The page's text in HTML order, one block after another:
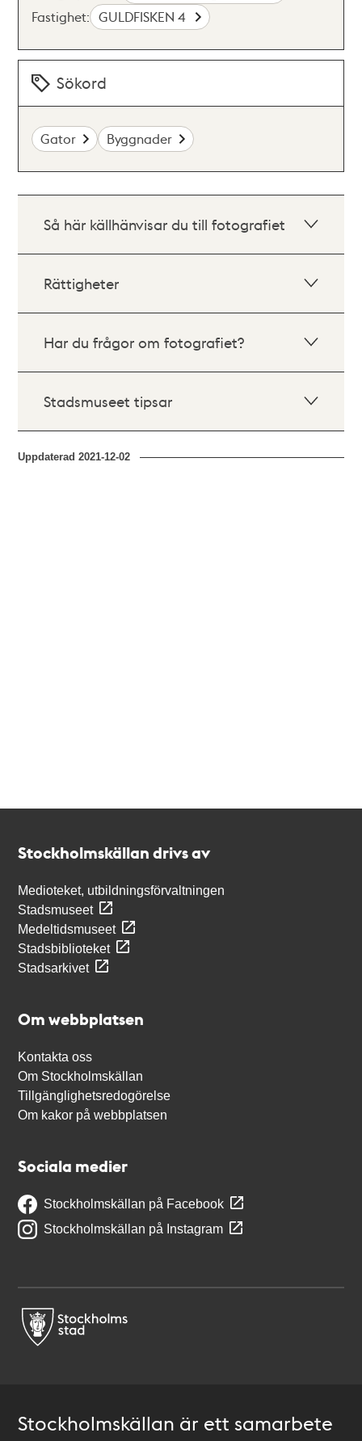
Fastighet: GULDFISKEN 4
Sökord
Gator Byggnader
Så här källhänvisar du till fotografiet
Rättigheter
Har du frågor om fotografiet?
Stadsmuseet tipsar
Uppdaterad2021-12-02
Stockholmskällan drivs av
Medioteket, utbildningsförvaltningen
Stadsmuseet
Medeltidsmuseet
Stadsbiblioteket
Stadsarkivet
Om webbplatsen
Kontakta oss
Om Stockholmskällan
Tillgänglighetsredogörelse
Om kakor på webbplatsen
Sociala medier
Stockholmskällan på Facebook
Stockholmskällan på Instagram
Stockholmskällan är ett samarbete